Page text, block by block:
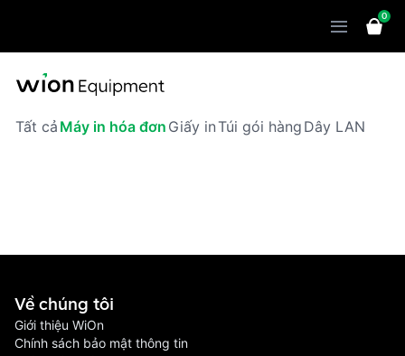
WiOn POS
WiOn Invoice
Giải pháp
Khách hàng
Thông báo
0
Tất cả Máy in hóa đơn Giấy inTúi gói hàng Dây LAN
Về chúng tôi
Giới thiệu WiOn
Chính sách bảo mật thông tin